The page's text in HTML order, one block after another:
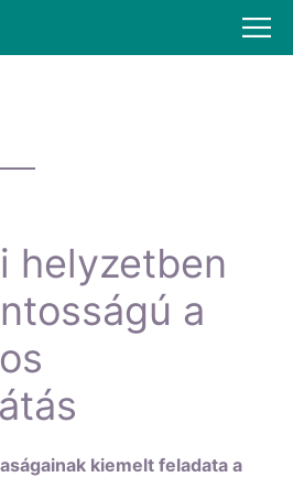
helyzetben
a
kiemelt feladata a